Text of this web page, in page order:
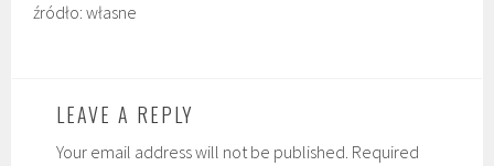
źródło: własne
LEAVE A REPLY
Your email address will not be published. Required